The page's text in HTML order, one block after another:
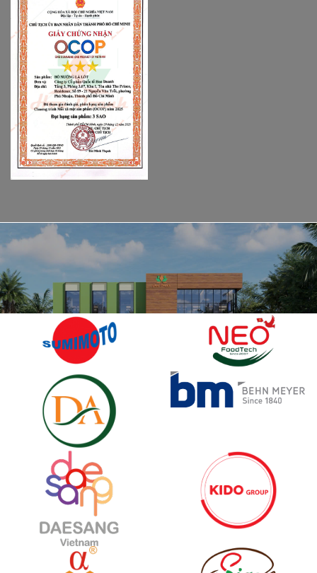
ĐỐI TÁC CỦA CHÚNG TÔI